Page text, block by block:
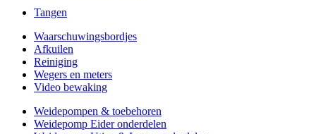
Tangen
Waarschuwingsbordjes
Afkuilen
Reiniging
Wegers en meters
Video bewaking
Weidepompen & toebehoren
Weidepomp Eider onderdelen